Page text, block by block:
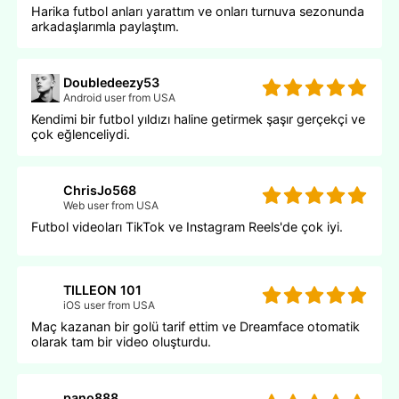
Harika futbol anları yarattım ve onları turnuva sezonunda
arkadaşlarımla paylaştım.
Doubledeezy53
Android user from USA
Kendimi bir futbol yıldızı haline getirmek şaşır gerçekçi ve
çok eğlenceliydi.
ChrisJo568
Web user from USA
Futbol videoları TikTok ve Instagram Reels'de çok iyi.
TILLEON 101
iOS user from USA
Maç kazanan bir golü tarif ettim ve Dreamface otomatik
olarak tam bir video oluşturdu.